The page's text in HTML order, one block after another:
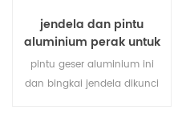
jendela dan pintu
aluminium perak untuk
rumah
pintu geser aluminium ini
dan bingkai jendela dikunci